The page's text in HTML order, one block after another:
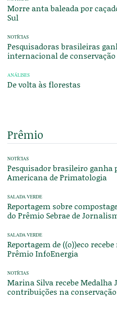
Morre anta baleada por
Sul
NOTÍCIAS
Pesquisadoras brasileiras
internacional de
ANÁLISES
De volta às florestas
Prêmio
NOTÍCIAS
Pesquisador brasileiro ganha
Americana de Primatologia
SALADA VERDE
Reportagem sobre
do Prêmio Sebrae de
SALADA VERDE
Reportagem de ((o))eco
Prêmio InfoEnergia
NOTÍCIAS
Marina Silva recebe Medalha
contribuições na